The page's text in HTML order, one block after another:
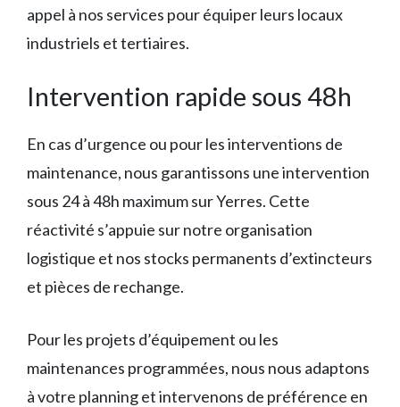
appel à nos services pour équiper leurs locaux
industriels et tertiaires.
Intervention rapide sous 48h
En cas d’urgence ou pour les interventions de
maintenance, nous garantissons une intervention
sous 24 à 48h maximum sur Yerres. Cette
réactivité s’appuie sur notre organisation
logistique et nos stocks permanents d’extincteurs
et pièces de rechange.
Pour les projets d’équipement ou les
maintenances programmées, nous nous adaptons
à votre planning et intervenons de préférence en